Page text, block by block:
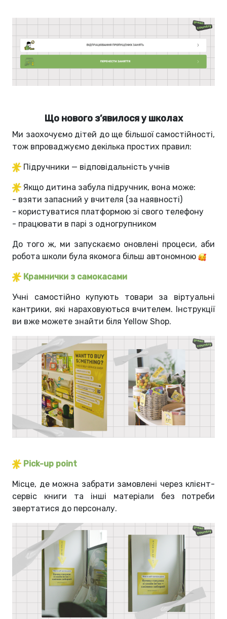
Що нового з’явилося у школах
Ми заохочуємо дітей до ще більшої самостійності,
тож впроваджуємо декілька простих правил:
Підручники — відповідальність учнів
Якщо дитина забула підручник, вона може:
- взяти запасний у вчителя (за наявності)
- користуватися платформою зі свого телефону
- працювати в парі з одногрупником
До того ж, ми запускаємо оновлені процеси, аби
робота школи була якомога більш автономною
Крамнички з самокасами
Учні самостійно купують товари за віртуальні
кантрики, які нараховуються вчителем. Інструкції
ви вже можете знайти біля Yellow Shop.
Pick-up point
Місце, де можна забрати замовлені через клієнт-
сервіс книги та інші матеріали без потреби
звертатися до персоналу.